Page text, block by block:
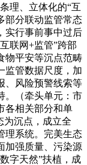
理、立体化的“互
部分联动监管常态
实行事前事中过后
联网+监管”跨部
物平安等沉点范畴
监管数据尺度，加
、风险预警线索等
。（牵头单元：市
各相关部分和单
为沉点，成立全
理系统。完美生态
加强质量、污染源
字天然”扶植，成